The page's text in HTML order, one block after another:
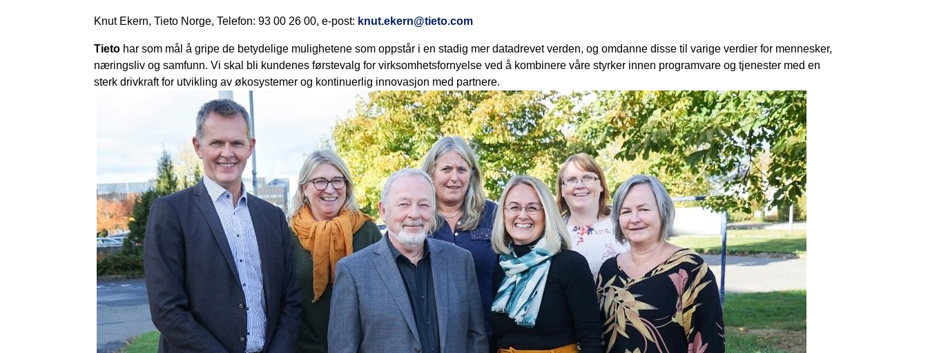
Knut Ekern, Tieto Norge, Telefon: 93 00 26 00, e-post: knut.ekern@tieto.com
Tieto har som mål å gripe de betydelige mulighetene som oppstår i en stadig mer datadrevet verden, og omdanne disse til varige verdier for mennesker,
næringsliv og samfunn. Vi skal bli kundenes førstevalg for virksomhetsfornyelse ved å kombinere våre styrker innen programvare og tjenester med en
sterk drivkraft for utvikling av økosystemer og kontinuerlig innovasjon med partnere.